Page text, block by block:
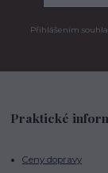
Přihlášením
Praktické
Ceny dopravy